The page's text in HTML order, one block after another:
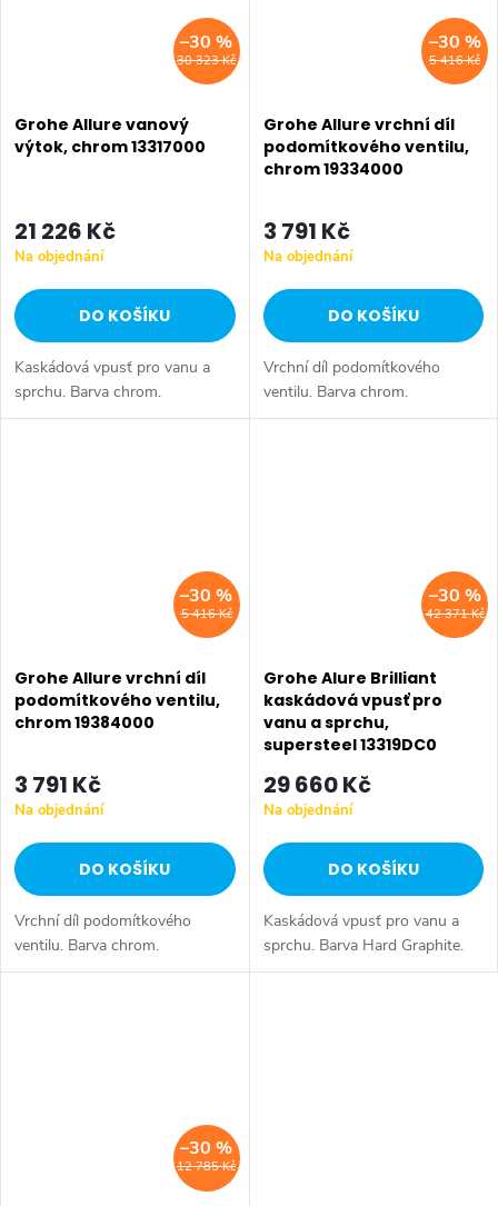
30 323 Kč
–30 %
Grohe Allure vanový
výtok, chrom 13317000
21 226 Kč
Na objednání
DO KOŠÍKU
Kaskádová vpusť pro vanu a
sprchu. Barva chrom.
5 416 Kč
–30 %
Grohe Allure vrchní díl
podomítkového ventilu,
chrom 19334000
3 791 Kč
Na objednání
DO KOŠÍKU
Vrchní díl podomítkového
ventilu. Barva chrom.
5 416 Kč
–30 %
Grohe Allure vrchní díl
podomítkového ventilu,
chrom 19384000
3 791 Kč
Na objednání
DO KOŠÍKU
Vrchní díl podomítkového
ventilu. Barva chrom.
42 371 Kč
–30 %
Grohe Alure Brilliant
kaskádová vpusť pro
vanu a sprchu,
supersteel 13319DC0
29 660 Kč
Na objednání
DO KOŠÍKU
Kaskádová vpusť pro vanu a
sprchu. Barva Hard Graphite.
12 785 Kč
–30 %